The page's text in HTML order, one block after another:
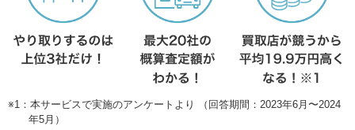
※1：本サービスで実施のアンケートより （回答期間：2023年6月〜2024
年5月）